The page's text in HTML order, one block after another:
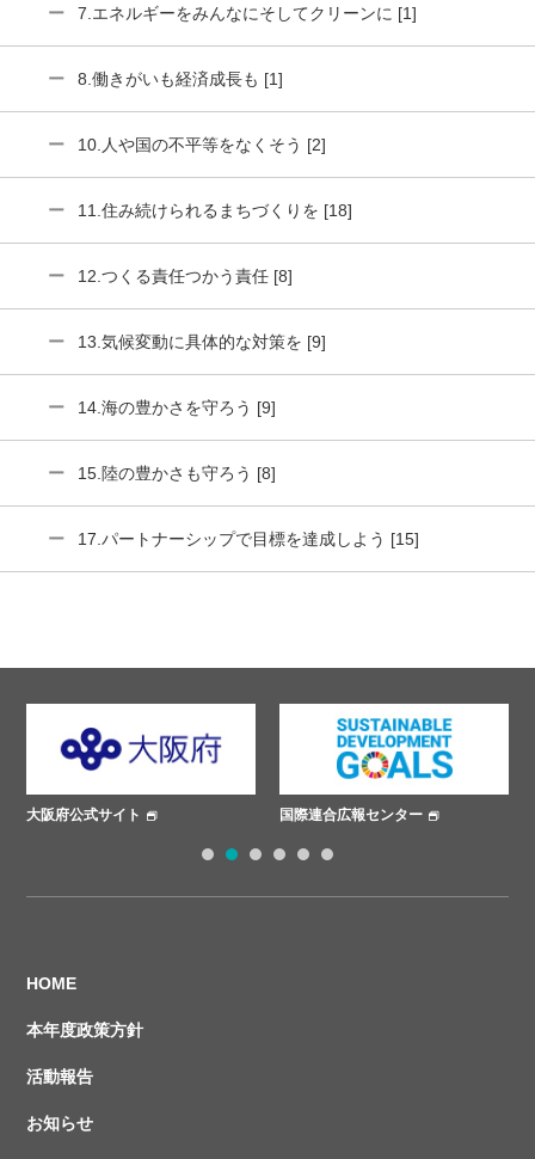
7.エネルギーをみんなにそしてクリーンに [1]
8.働きがいも経済成長も [1]
10.人や国の不平等をなくそう [2]
11.住み続けられるまちづくりを [18]
12.つくる責任つかう責任 [8]
13.気候変動に具体的な対策を [9]
14.海の豊かさを守ろう [9]
15.陸の豊かさも守ろう [8]
17.パートナーシップで目標を達成しよう [15]
国際連合広報センター ささえあいプロジェクト
HOME
本年度政策方針
活動報告
お知らせ